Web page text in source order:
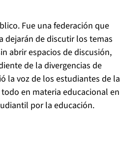
Fue una federación que
dejarán de discutir los temas
abrir espacios de discusión,
de la divergencias de
la voz de los estudiantes de la
en materia educacional en
por la educación.